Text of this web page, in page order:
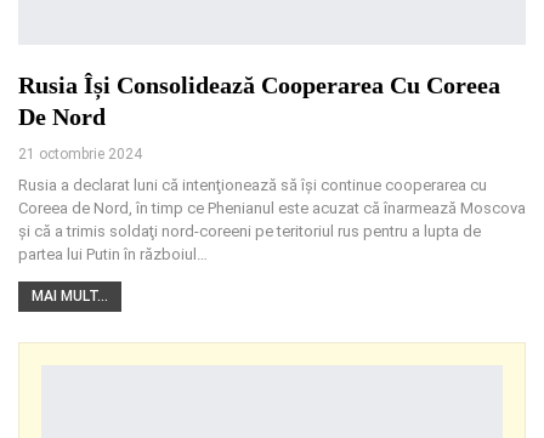
Rusia Își Consolidează Cooperarea Cu Coreea
De Nord
21 octombrie 2024
Rusia a declarat luni că intenţionează să îşi continue cooperarea cu
Coreea de Nord, în timp ce Phenianul este acuzat că înarmează Moscova
şi că a trimis soldaţi nord-coreeni pe teritoriul rus pentru a lupta de
partea lui Putin în războiul …
MAI MULT...